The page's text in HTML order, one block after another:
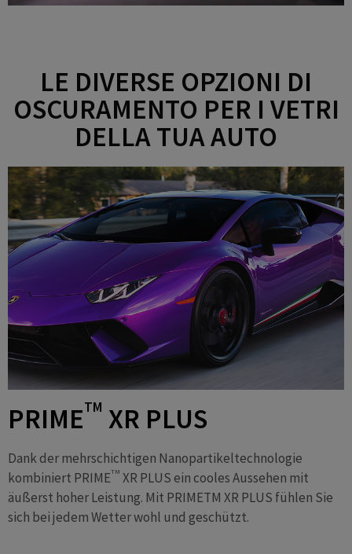
LE DIVERSE OPZIONI DI
OSCURAMENTO PER I VETRI
DELLA TUA AUTO
PRIMETM XR PLUS
Dank der mehrschichtigen Nanopartikeltechnologie
kombiniert PRIMETM XR PLUS ein cooles Aussehen mit
äußerst hoher Leistung. Mit PRIMETM XR PLUS fühlen Sie
sich bei jedem Wetter wohl und geschützt.